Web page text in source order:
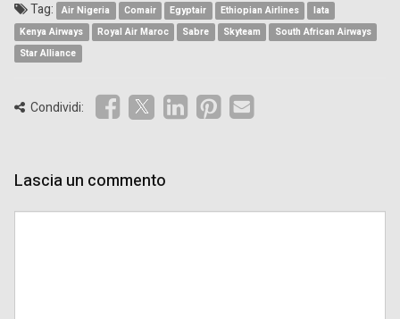
Tag: Air Nigeria Comair Egyptair Ethiopian Airlines
Iata
Kenya Airways
Royal Air Maroc Sabre Skyteam
South African Airways
Star Alliance
Condividi:
Lascia un commento